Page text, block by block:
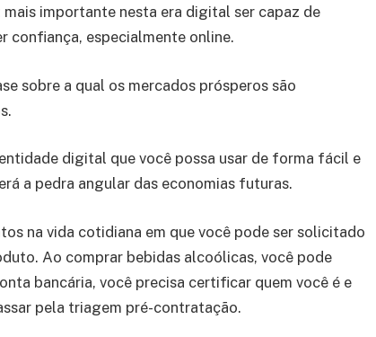
mais importante nesta era digital ser capaz de
confiança, especialmente online.
sobre a qual os mercados prósperos são
digital que você possa usar de forma fácil e
a pedra angular das economias futuras.
na vida cotidiana em que você pode ser solicitado
Ao comprar bebidas alcoólicas, você pode
bancária, você precisa certificar quem você é e
pela triagem pré-contratação.